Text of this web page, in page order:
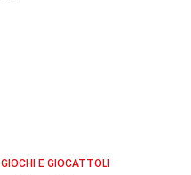
GIOCHI E GIOCATTOLI